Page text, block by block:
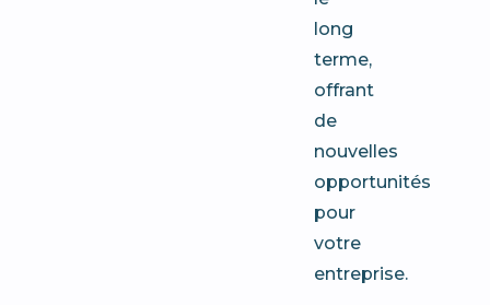
long
terme,
offrant
de
nouvelles
opportunités
pour
votre
entreprise.